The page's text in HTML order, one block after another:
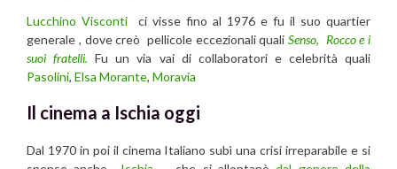
Lucchino Visconti ci visse fino al 1976 e fu il suo quartier
generale , dove creò pellicole eccezionali quali Senso, Rocco e i
suoi fratelli. Fu un via vai di collaboratori e celebrità quali
Pasolini, Elsa Morante, Moravia
Il cinema a Ischia oggi
Dal 1970 in poi il cinema Italiano subì una crisi irreparabile e si